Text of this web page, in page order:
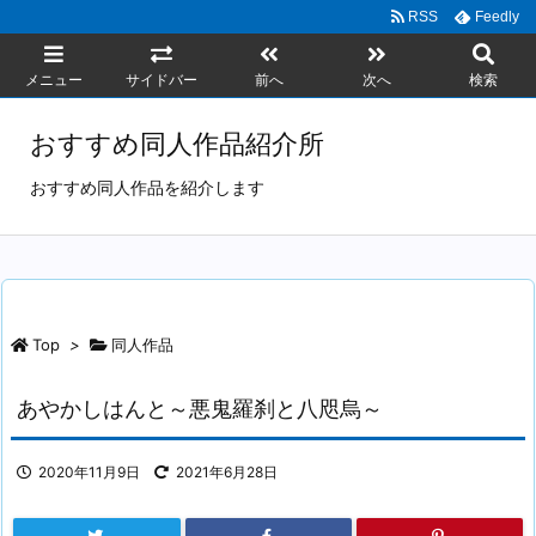
メニュー サイドバー 前へ 次へ 検索
RSS Feedly
おすすめ同人作品紹介所
おすすめ同人作品を紹介します
Top > 同人作品
あやかしはんと～悪鬼羅刹と八咫烏～
2020年11月9日 2021年6月28日